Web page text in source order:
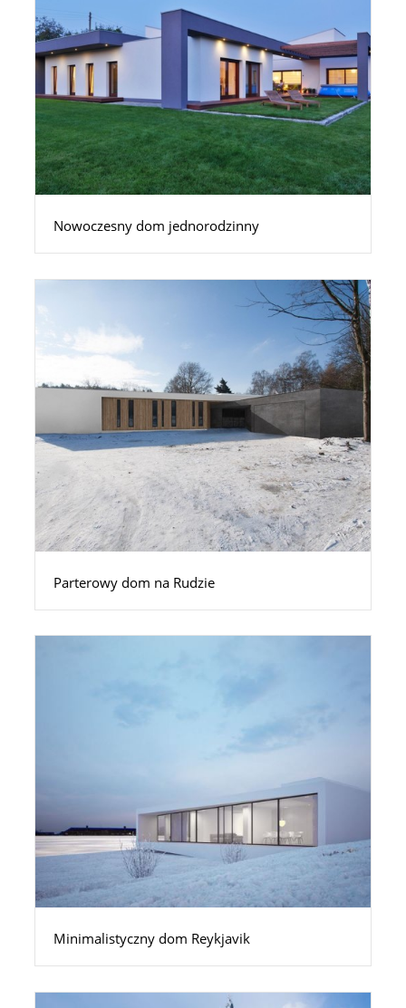
Nowoczesny dom jednorodzinny
Parterowy dom na Rudzie
Minimalistyczny dom Reykjavik